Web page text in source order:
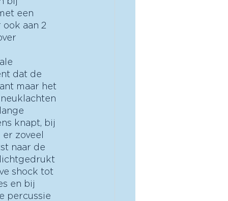
een
aan 2
dat de
maar het
knapt, bij
zoveel
naar de
shock tot
en bij
percussie